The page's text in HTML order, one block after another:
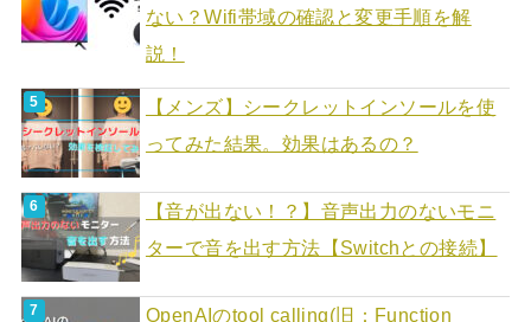
ない？Wifi帯域の確認と変更手順を解
説！
【メンズ】シークレットインソールを使
ってみた結果。効果はあるの？
【音が出ない！？】音声出力のないモニ
ターで音を出す方法【Switchとの接続】
OpenAIのtool calling(旧：Function